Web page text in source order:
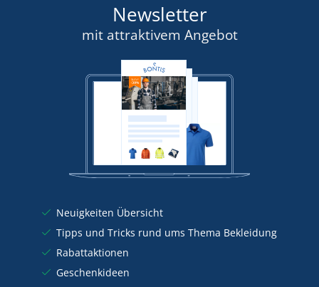
Newsletter
mit attraktivem Angebot
Neuigkeiten Übersicht
Tipps und Tricks rund ums Thema Bekleidung
Rabattaktionen
Geschenkideen